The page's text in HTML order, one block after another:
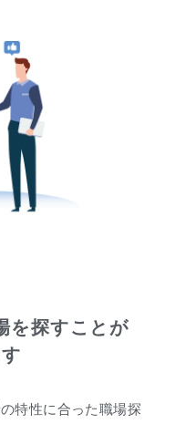
を探すことが
特性に合った職場探